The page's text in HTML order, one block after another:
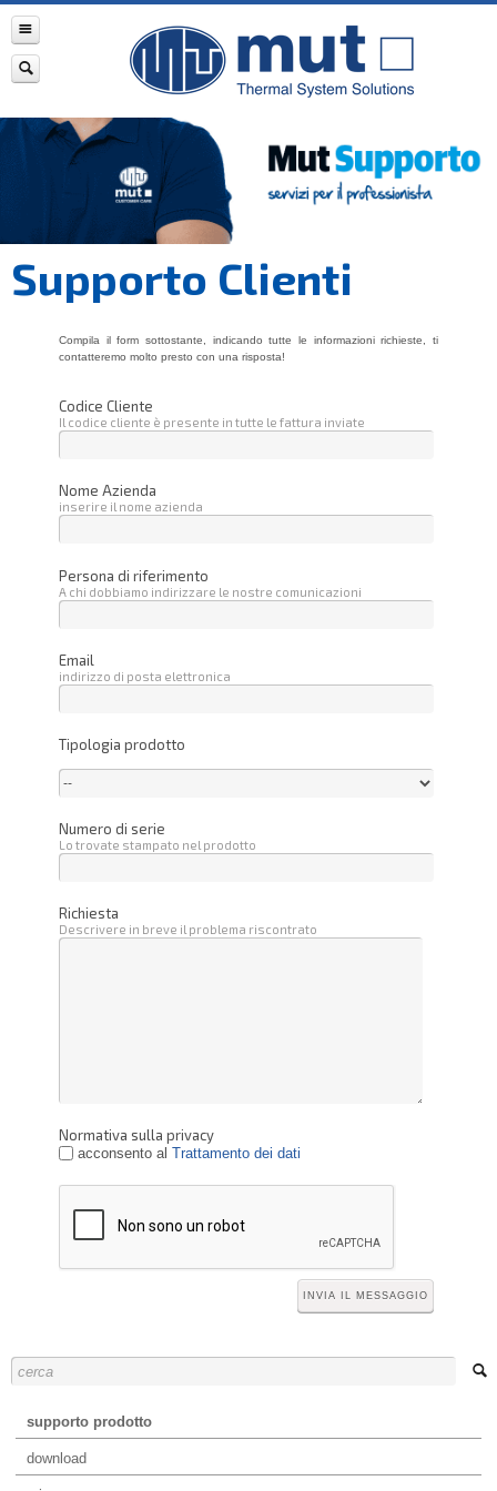
Supporto Clienti
Compila il form sottostante, indicando tutte le informazioni richieste, ti
contatteremo molto presto con una risposta!
Codice Cliente
Il codice cliente è presente in tutte le fattura inviate
Nome Azienda
inserire il nome azienda
Persona di riferimento
A chi dobbiamo indirizzare le nostre comunicazioni
Email
indirizzo di posta elettronica
Tipologia prodotto
Numero di serie
Lo trovate stampato nel prodotto
Richiesta
Descrivere in breve il problema riscontrato
Normativa sulla privacy
acconsento al Trattamento dei dati
supporto prodotto
download